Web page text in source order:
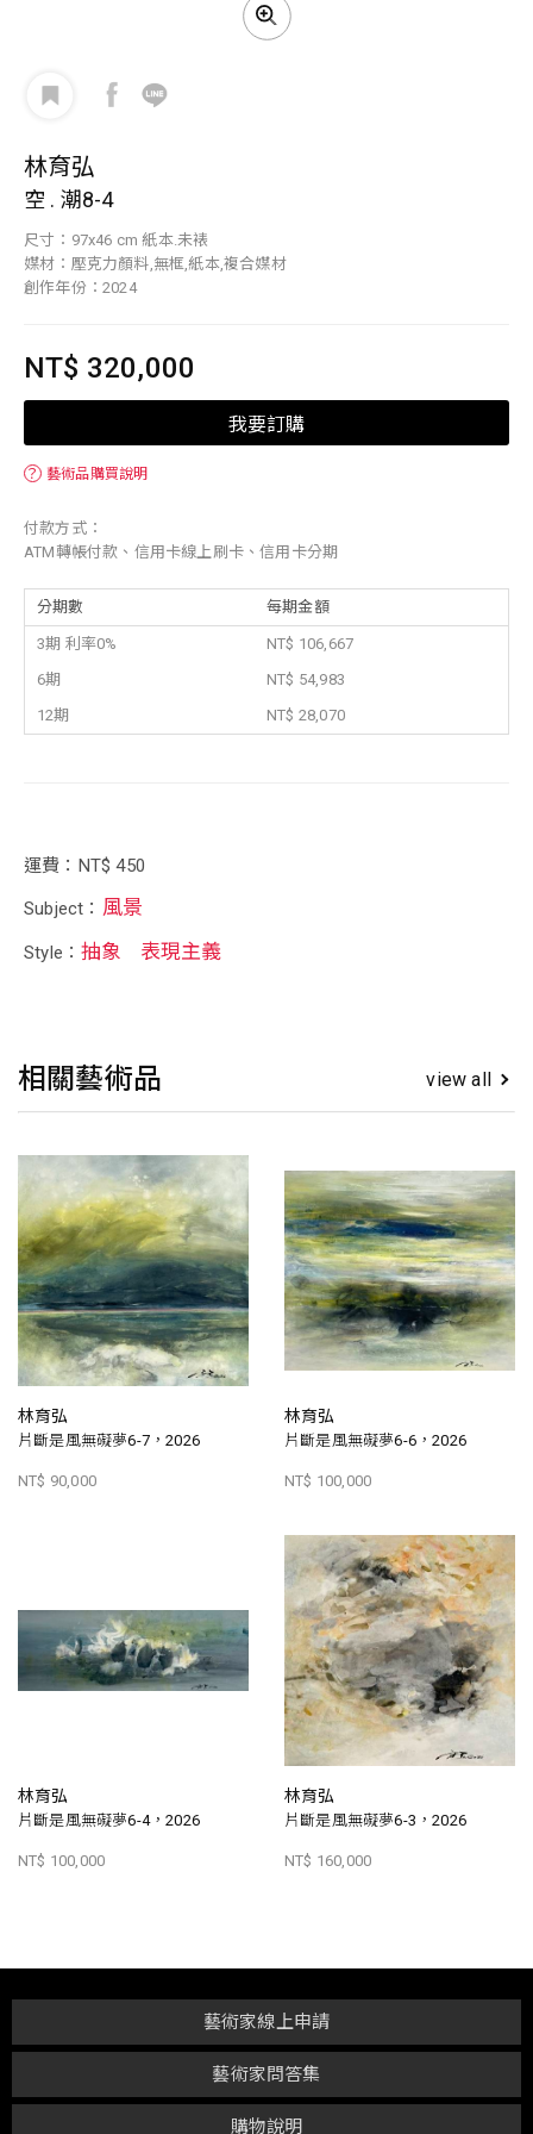
林育弘
空 . 潮8-4
尺寸：97x46 cm 紙本.未裱
媒材：壓克力顏料,無框,紙本,複合媒材
創作年份：2024
NT$ 320,000
我要訂購
？ 藝術品購買說明
付款方式：
ATM轉帳付款、信用卡線上刷卡、信用卡分期
分期數 每期金額
3期 利率0%
NT$ 106,667
6期
NT$ 54,983
12期
NT$ 28,070
運費：NT$ 450
Subject： 風景
Style：抽象 表現主義
相關藝術品 view all
林育弘
片斷是風無礙夢6-7，2026
NT$ 90,000
林育弘
片斷是風無礙夢6-6，2026
NT$ 100,000
林育弘
片斷是風無礙夢6-4，2026
NT$ 100,000
林育弘
片斷是風無礙夢6-3，2026
NT$ 160,000
購物說明
藝術家問答集
藝術家線上申請